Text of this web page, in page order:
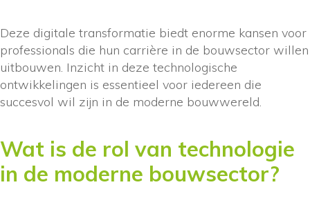
Deze digitale transformatie biedt enorme kansen voor
professionals die hun carrière in de bouwsector willen
uitbouwen. Inzicht in deze technologische
ontwikkelingen is essentieel voor iedereen die
succesvol wil zijn in de moderne bouwwereld.
Wat is de rol van technologie
in de moderne bouwsector?